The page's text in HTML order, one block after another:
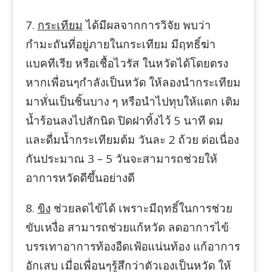
7. กระเทียม ได้มีผลจากการวิจัย พบว่า
กำมะถันที่อยู่ภายในกระเทียม มีฤทธิ์ฆ่า
แบคทีเรีย หรือเชื้อไวรัส ในหวัดได้โดยตรง
หากเพื่อนๆกำลังเป็นหวัด ให้ลองนำกระเทียม
มาหั่นเป็นชิ้นบาง ๆ หรือนำไปทุบให้แตก เติม
น้ำร้อนลงไปสักนิด ปิดฝาทิ้งไว้ 5 นาที ดม
และดื่มน้ำกระเทียมต้ม วันละ 2 ถ้วย ต่อเนื่อง
กันประมาณ 3 – 5 วันจะสามารถช่วยให้
อาการหวัดดีขึ้นอย่างดี
8. ขิง ช่วยลดไข้ได้ เพราะมีฤทธิ์ในการช่วย
ขับเหงื่อ สามารถช่วยแก้หวัด ลดอาการไข้
บรรเทาอาการท้องอืดเฟ้อแน่นท้อง แก้อาการ
อักเสบ เมื่อเพื่อนๆรู้สึกว่าตัวเองเป็นหวัด ให้